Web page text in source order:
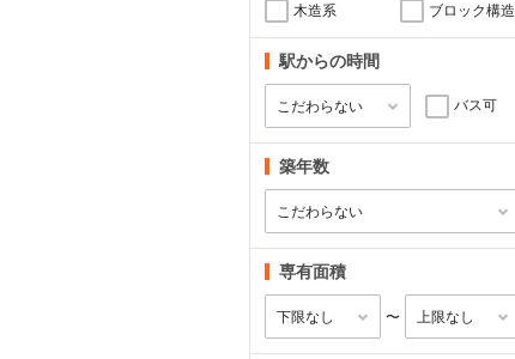
木造系 ブロック構造
駅からの時間
バス可
築年数
専有面積
〜